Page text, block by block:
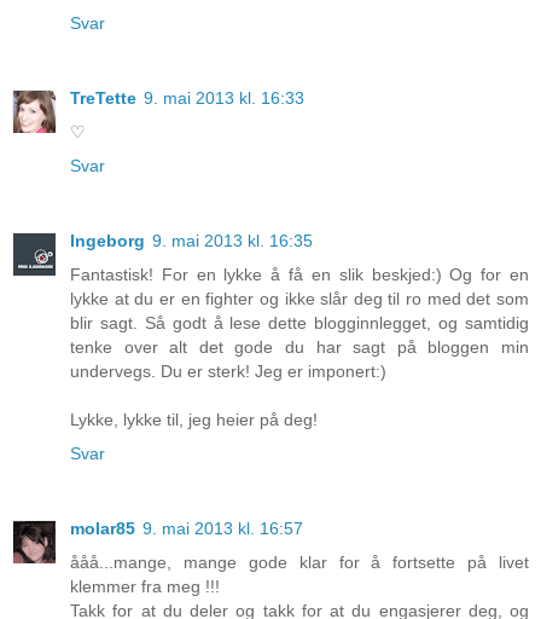
Svar
TreTette 9. mai 2013 kl. 16:33
♡
Svar
Ingeborg 9. mai 2013 kl. 16:35
Fantastisk! For en lykke å få en slik beskjed:) Og for en
lykke at du er en fighter og ikke slår deg til ro med det som
blir sagt. Så godt å lese dette blogginnlegget, og samtidig
tenke over alt det gode du har sagt på bloggen min
undervegs. Du er sterk! Jeg er imponert:)
Lykke, lykke til, jeg heier på deg!
Svar
molar85 9. mai 2013 kl. 16:57
ååå...mange, mange gode klar for å fortsette på livet
klemmer fra meg !!!
Takk for at du deler og takk for at du engasjerer deg, og